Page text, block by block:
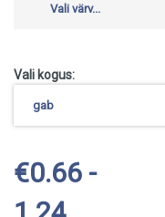
Vali värv...
Vali kogus:
€0.66 -